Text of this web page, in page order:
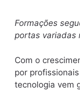
Formações
portas variadas
Com o
por
tecnologia vem